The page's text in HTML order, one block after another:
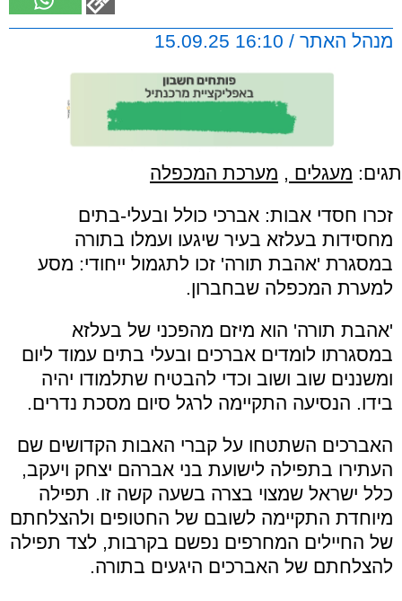
מנהל האתר / 16:10 15.09.25
תגים: מעגלים , מערכת המכפלה
זכרו חסדי אבות: אברכי כולל ובעלי-בתים
מחסידות בעלזא בעיר שיגעו ועמלו בתורה
במסגרת 'אהבת תורה' זכו לתגמול ייחודי: מסע
למערת המכפלה שבחברון.
'אהבת תורה' הוא מיזם מהפכני של בעלזא
במסגרתו לומדים אברכים ובעלי בתים עמוד ליום
ומשננים שוב ושוב וכדי להבטיח שתלמודו יהיה
בידו. הנסיעה התקיימה לרגל סיום מסכת נדרים.
האברכים השתטחו על קברי האבות הקדושים שם
העתירו בתפילה לישועת בני אברהם יצחק ויעקב,
כלל ישראל שמצוי בצרה בשעה קשה זו. תפילה
מיוחדת התקיימה לשובם של החטופים ולהצלחתם
של החיילים המחרפים נפשם בקרבות, לצד תפילה
להצלחתם של האברכים היגעים בתורה.